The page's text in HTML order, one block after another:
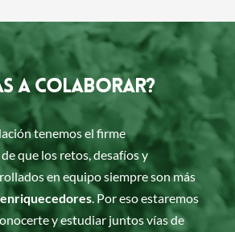
A COLABORAR?
tenemos el firme
que los retos, desafíos y
en equipo siempre son más
. Por eso estaremos
y estudiar juntos vías de